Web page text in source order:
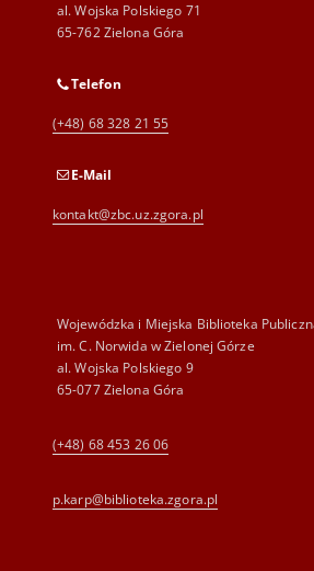
al. Wojska Polskiego 71
65-762 Zielona Góra
Telefon
(+48) 68 328 21 55
E-Mail
kontakt@zbc.uz.zgora.pl
Wojewódzka i Miejska Biblioteka
im. C. Norwida w Zielonej Górze
al. Wojska Polskiego 9
65-077 Zielona Góra
(+48) 68 453 26 06
p.karp@biblioteka.zgora.pl